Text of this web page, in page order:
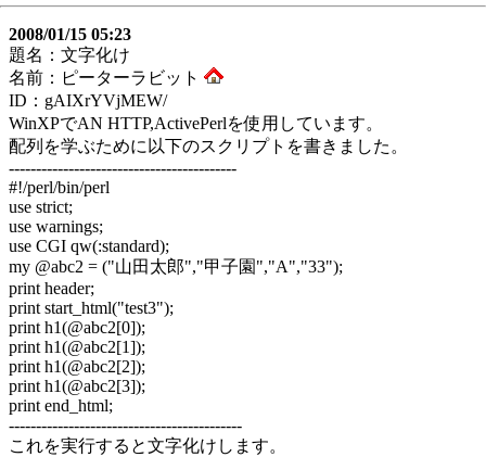
2008/01/15 05:23
題名：文字化け
名前：ピーターラビット
ID：gAIXrYVjMEW/
WinXPでAN HTTP,ActivePerlを使用しています。
配列を学ぶために以下のスクリプトを書きました。
------------------------------------------
#!/perl/bin/perl
use strict;
use warnings;
use CGI qw(:standard);
my @abc2 = ("山田太郎","甲子園","A","33");
print header;
print start_html("test3");
print h1(@abc2[0]);
print h1(@abc2[1]);
print h1(@abc2[2]);
print h1(@abc2[3]);
print end_html;
-------------------------------------------
これを実行すると文字化けします。